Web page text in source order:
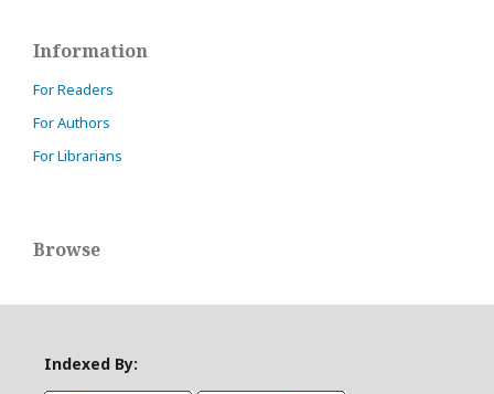
Information
For Readers
For Authors
For Librarians
Browse
Indexed By: